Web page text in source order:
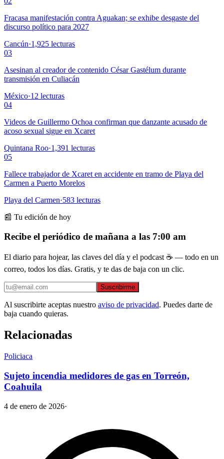
Fracasa manifestación contra Aguakan; se exhibe desgaste del
discurso político para 2027
Cancún·1,925 lecturas
03
Asesinan al creador de contenido César Gastélum durante
transmisión en Culiacán
México·12 lecturas
04
Videos de Guillermo Ochoa confirman que danzante acusado de
acoso sexual sigue en Xcaret
Quintana Roo·1,391 lecturas
05
Fallece trabajador de Xcaret en accidente en tramo de Playa del
Carmen a Puerto Morelos
Playa del Carmen·583 lecturas
📰 Tu edición de hoy
Recibe el periódico de mañana a las 7:00 am
El diario para hojear, las claves del día y el podcast ☕ — todo en un
correo, todos los días. Gratis, y te das de baja con un clic.
Suscribirme
Al suscribirte aceptas nuestro aviso de privacidad. Puedes darte de
baja cuando quieras.
Relacionadas
Policiaca
Sujeto incendia medidores de gas en Torreón,
Coahuila
4 de enero de 2026·